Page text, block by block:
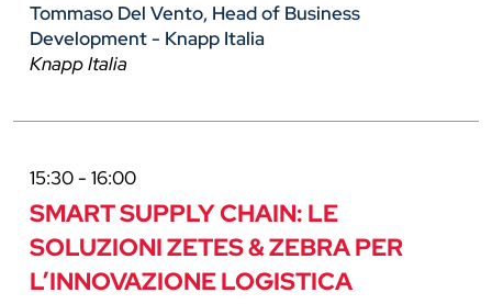
Tommaso Del Vento, Head of Business
Development - Knapp Italia
Knapp Italia
15:30 - 16:00
SMART SUPPLY CHAIN: LE
SOLUZIONI ZETES & ZEBRA PER
L’INNOVAZIONE LOGISTICA